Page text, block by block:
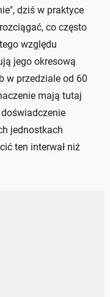
dziś w praktyce
co często
względu
jego okresową
w przedziale od 60
mają tutaj
jednostkach
ten interwał niż